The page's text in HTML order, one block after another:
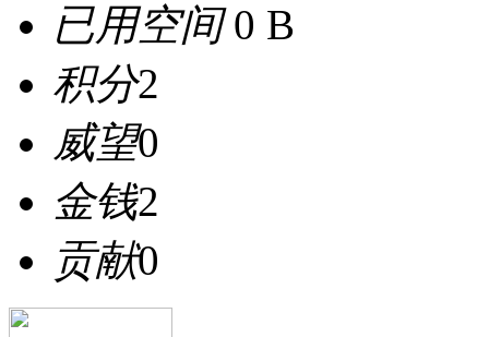
已用空间0 B
积分2
威望0
金钱2
贡献0